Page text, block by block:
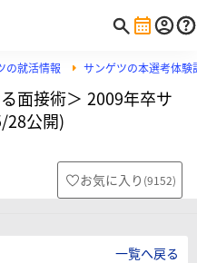
の就活情報 サンゲツの本選考体験
面接術＞ 2009年卒サ
28公開)
お気に入り (9152)
一覧へ戻る